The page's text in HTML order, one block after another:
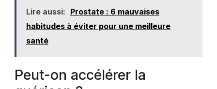
Lire aussi: Prostate : 6 mauvaises
habitudes à éviter pour une meilleure
santé
Peut-on accélérer la